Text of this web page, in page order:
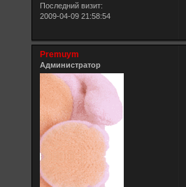
Последний визит:
2009-04-09 21:58:54
Premuym
Администратор